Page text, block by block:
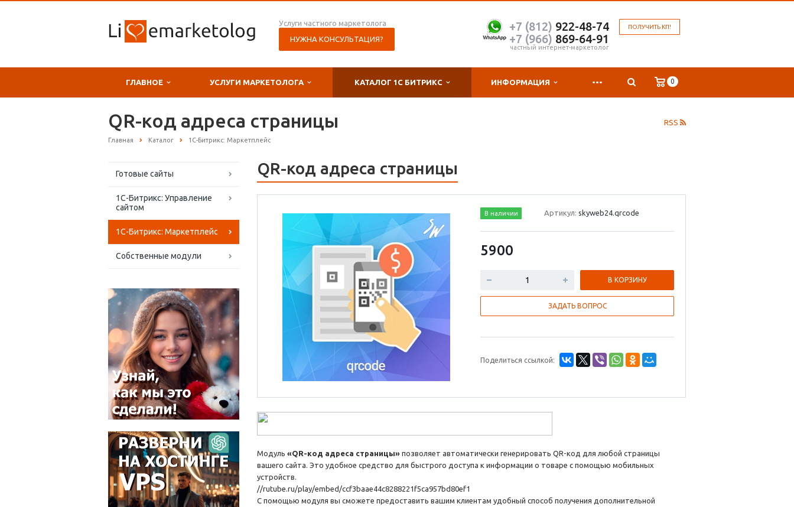
Услуги частного маркетолога
НУЖНА КОНСУЛЬТАЦИЯ?
ПОЛУЧИТЬ КП!
+7 (812) 922-48-74
+7 (966) 869-64-91
частный интернет-маркетолог
ГЛАВНОЕ УСЛУГИ МАРКЕТОЛОГА КАТАЛОГ 1С БИТРИКС ИНФОРМАЦИЯ ... 0
RSS
QR-код адреса страницы
Главная Каталог 1С-Битрикс: Маркетплейс
Готовые сайты
1С-Битрикс: Управление
сайтом
1С-Битрикс: Маркетплейс
Собственные модули
QR-код адреса страницы
В наличии Артикул:skyweb24.qrcode
5900
В КОРЗИНУ
ЗАДАТЬ ВОПРОС
Поделиться ссылкой:
Модуль «QR-код адреса страницы» позволяет автоматически генерировать QR-код для любой страницы
вашего сайта. Это удобное средство для быстрого доступа к информации о товаре с помощью мобильных
устройств.
//rutube.ru/play/embed/ccf3baae44c8288221f5ca957bd80ef1
С помощью модуля вы сможете предоставить вашим клиентам удобный способ получения дополнительной